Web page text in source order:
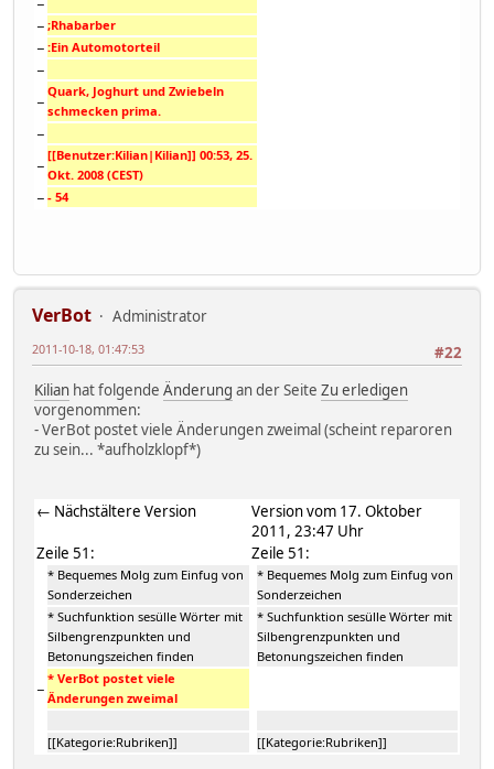
− ;Rhabarber
− :Ein Automotorteil
−
−
Quark, Joghurt und Zwiebeln
schmecken prima.
−
−
[[Benutzer:Kilian|Kilian]] 00:53, 25.
Okt. 2008 (CEST)
− - 54
VerBot
Administrator
#22
2011-10-18, 01:47:53
Kilian hat folgende Änderung an der Seite Zu erledigen
vorgenommen:
- VerBot postet viele Änderungen zweimal (scheint reparoren
zu sein... *aufholzklopf*)
← Nächstältere Version
Version vom 17. Oktober
2011, 23:47 Uhr
Zeile 51:
Zeile 51:
* Bequemes Molg zum Einfug von
Sonderzeichen
* Bequemes Molg zum Einfug von
Sonderzeichen
* Suchfunktion sesülle Wörter mit
Silbengrenzpunkten und
Betonungszeichen finden
* Suchfunktion sesülle Wörter mit
Silbengrenzpunkten und
Betonungszeichen finden
−
* VerBot postet viele
Änderungen zweimal
[[Kategorie:Rubriken]] [[Kategorie:Rubriken]]